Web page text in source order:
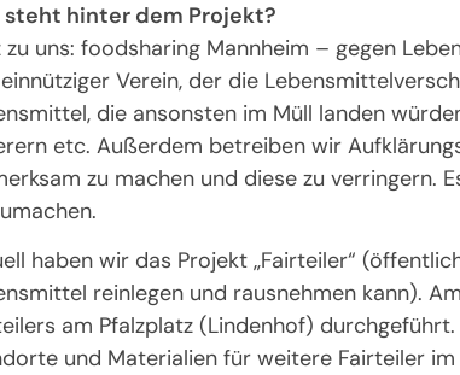
steht hinter dem Projekt?
zu uns: foodsharing Mannheim – gegen
Verein, der die
die ansonsten im Müll landen
etc. Außerdem betreiben wir
zu machen und diese zu verringern.
haben wir das Projekt „Fairteiler“
reinlegen und rausnehmen kann).
am Pfalzplatz (Lindenhof)
und Materialien für weitere Fairteiler